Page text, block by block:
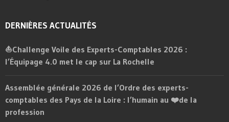
DERNIÈRES ACTUALITÉS
⛵Challenge Voile des Experts-Comptables 2026 :
l’Équipage 4.0 met le cap sur La Rochelle
Assemblée générale 2026 de l’Ordre des experts-
comptables des Pays de la Loire : l’humain au ❤️de la
profession